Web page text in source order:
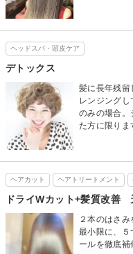
ヘッドスパ・頭皮ケア
デトックス
髪に長年残留
レンジング
のみの場合。
た方に限りま
ヘアカット ヘアトリートメント
ドライWカット+髪質改善
２本のはさ
最小限に、５
ールを徹底